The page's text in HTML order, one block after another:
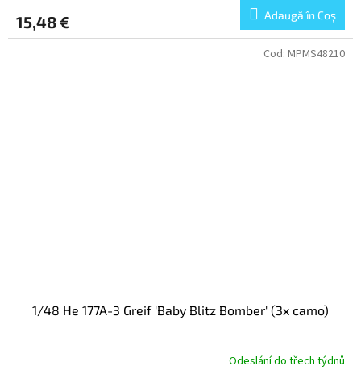
15,48 € Adaugă în Coş
1/48 He 177A-3 Greif 'Baby Blitz Bomber' (3x camo)
Odeslání do třech týdnů
Cod: MPMS48210